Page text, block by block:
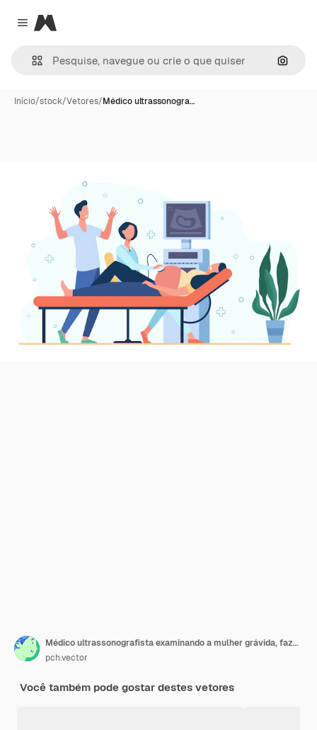
Close menu
Magnific
Início/stock/Vetores/Médico ultrassonogra…
Médico ultrassonografista examinando a mulher grávida, fazendo a varredura do abdômen, usando o scanner de ultrassom. Ilustração vetorial para cuidados de gravidez, ginecologia, conceito de exame médico
pch.vector
Você também pode gostar destes vetores